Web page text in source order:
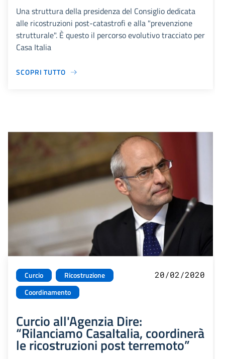
Una struttura della presidenza del Consiglio dedicata
alle ricostruzioni post-catastrofi e alla "prevenzione
strutturale". È questo il percorso evolutivo tracciato per
Casa Italia
SCOPRI TUTTO
Curcio
Ricostruzione
Coordinamento
20/02/2020
Curcio all'Agenzia Dire:
“Rilanciamo CasaItalia, coordinerà
le ricostruzioni post terremoto”